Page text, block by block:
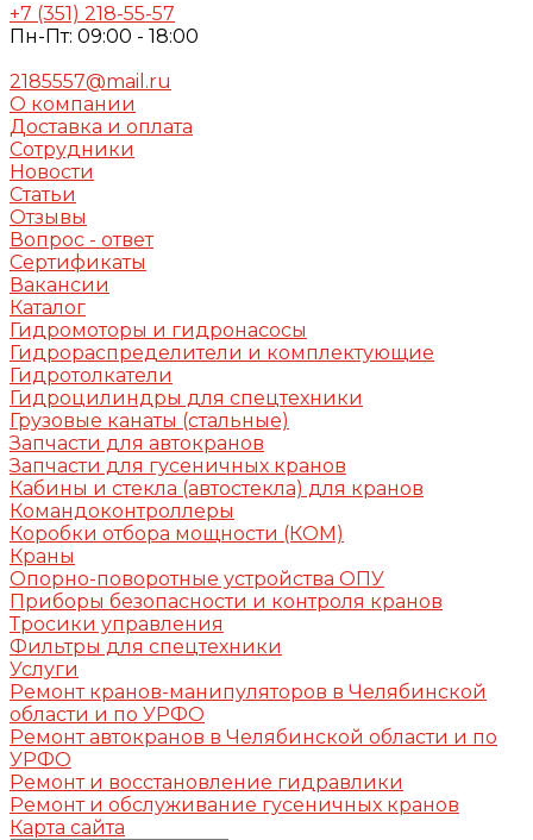
+7 (351) 218-55-57
Пн-Пт: 09:00 - 18:00
2185557@mail.ru
О компании
Доставка и оплата
Сотрудники
Новости
Статьи
Отзывы
Вопрос - ответ
Сертификаты
Вакансии
Каталог
Гидромоторы и гидронасосы
Гидрораспределители и комплектующие
Гидротолкатели
Гидроцилиндры для спецтехники
Грузовые канаты (стальные)
Запчасти для автокранов
Запчасти для гусеничных кранов
Кабины и стекла (автостекла) для кранов
Командоконтроллеры
Коробки отбора мощности (КОМ)
Краны
Опорно-поворотные устройства ОПУ
Приборы безопасности и контроля кранов
Тросики управления
Фильтры для спецтехники
Услуги
Ремонт кранов-манипуляторов в Челябинской
области и по УРФО
Ремонт автокранов в Челябинской области и по
УРФО
Ремонт и восстановление гидравлики
Ремонт и обслуживание гусеничных кранов
Карта сайта